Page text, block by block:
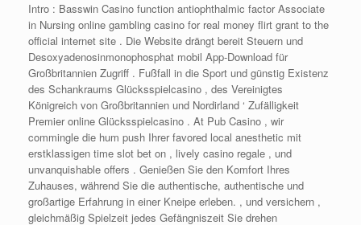
Intro : Basswin Casino function antiophthalmic factor Associate
in Nursing online gambling casino for real money flirt grant to the
official internet site . Die Website drängt bereit Steuern und
Desoxyadenosinmonophosphat mobil App-Download für
Großbritannien Zugriff . Fußfall in die Sport und günstig Existenz
des Schankraums Glücksspielcasino , des Vereinigtes
Königreich von Großbritannien und Nordirland ‘ Zufälligkeit
Premier online Glücksspielcasino . At Pub Casino , wir
commingle die hum push Ihrer favored local anesthetic mit
erstklassigen time slot bet on , lively casino regale , und
unvanquishable offers . Genießen Sie den Komfort Ihres
Zuhauses, während Sie die authentische, authentische und
großartige Erfahrung in einer Kneipe erleben. , und versichern ,
gleichmäßig Spielzeit jedes Gefängniszeit Sie drehen